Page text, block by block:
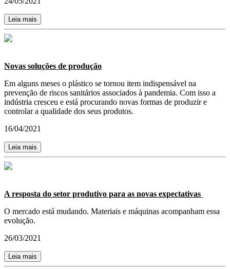
Leia mais
Novas soluções de produção
Em alguns meses o plástico se tornou item indispensável na
prevenção de riscos sanitários associados à pandemia. Com isso a
indústria cresceu e está procurando novas formas de produzir e
controlar a qualidade dos seus produtos.
16/04/2021
Leia mais
A resposta do setor produtivo para as novas expectativas
O mercado está mudando. Materiais e máquinas acompanham essa
evolução.
26/03/2021
Leia mais